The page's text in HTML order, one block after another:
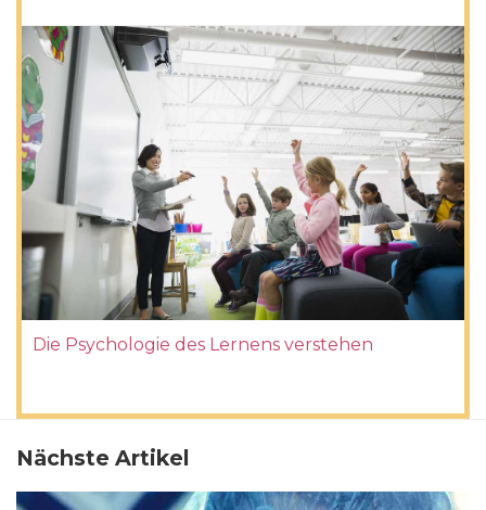
Die Psychologie des Lernens verstehen
Nächste Artikel